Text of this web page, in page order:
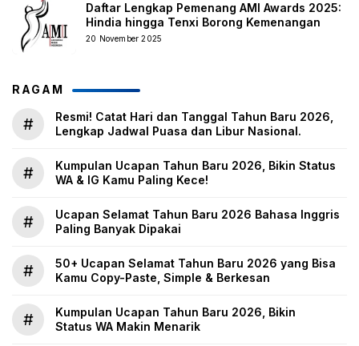
Daftar Lengkap Pemenang AMI Awards 2025:
Hindia hingga Tenxi Borong Kemenangan
20 November 2025
RAGAM
#
Resmi! Catat Hari dan Tanggal Tahun Baru 2026,
Lengkap Jadwal Puasa dan Libur Nasional.
#
Kumpulan Ucapan Tahun Baru 2026, Bikin Status
WA & IG Kamu Paling Kece!
#
Ucapan Selamat Tahun Baru 2026 Bahasa Inggris
Paling Banyak Dipakai
#
50+ Ucapan Selamat Tahun Baru 2026 yang Bisa
Kamu Copy-Paste, Simple & Berkesan
#
Kumpulan Ucapan Tahun Baru 2026, Bikin
Status WA Makin Menarik